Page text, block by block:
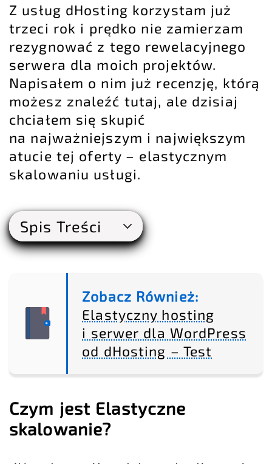
Z usług dHosting korzystam już
trzeci rok i prędko nie zamierzam
rezygnować z tego rewelacyjnego
serwera dla moich projektów.
Napisałem o nim już recenzję, którą
możesz znaleźć tutaj, ale dzisiaj
chciałem się skupić
na najważniejszym i największym
atucie tej oferty – elastycznym
skalowaniu usługi.
Spis Treści
Zobacz Również:
Elastyczny hosting
i serwer dla WordPress
od dHosting – Test
Czym jest Elastyczne
skalowanie?